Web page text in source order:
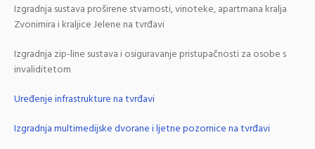
Izgradnja sustava proširene stvarnosti, vinoteke, apartmana kralja
Zvonimira i kraljice Jelene na tvrđavi
Izgradnja zip-line sustava i osiguravanje pristupačnosti za osobe s
invaliditetom
Uređenje infrastrukture na tvrđavi
Izgradnja multimedijske dvorane i ljetne pozornice na tvrđavi